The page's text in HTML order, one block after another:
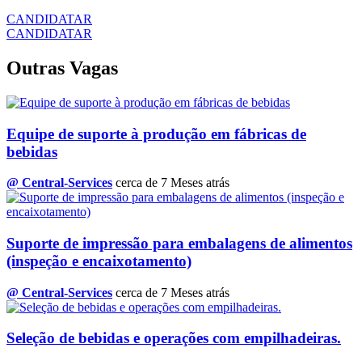
CANDIDATAR
CANDIDATAR
Outras Vagas
Equipe de suporte à produção em fábricas de
bebidas
@ Central-Services cerca de 7 Meses atrás
Suporte de impressão para embalagens de alimentos
(inspeção e encaixotamento)
@ Central-Services cerca de 7 Meses atrás
Seleção de bebidas e operações com empilhadeiras.